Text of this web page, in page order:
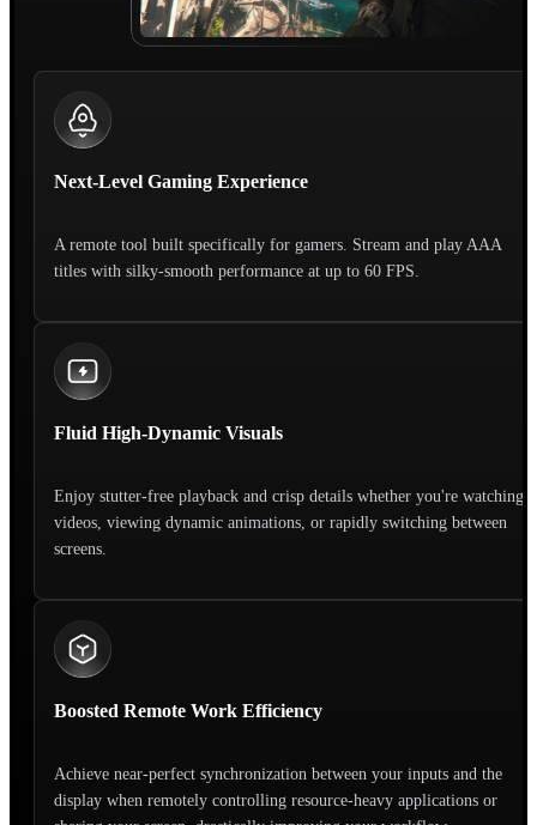
Next-Level Gaming Experience
A remote tool built specifically for gamers. Stream and play AAA
titles with silky-smooth performance at up to 60 FPS.
Fluid High-Dynamic Visuals
Enjoy stutter-free playback and crisp details whether you're watching
videos, viewing dynamic animations, or rapidly switching between
screens.
Boosted Remote Work Efficiency
Achieve near-perfect synchronization between your inputs and the
display when remotely controlling resource-heavy applications or